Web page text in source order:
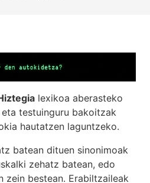
lexikoa aberasteko
testuinguru bakoitzak
hautatzen laguntzeko.
batean dituen sinonimoak
zehatz batean, edo
zein bestean. Erabiltzaileak